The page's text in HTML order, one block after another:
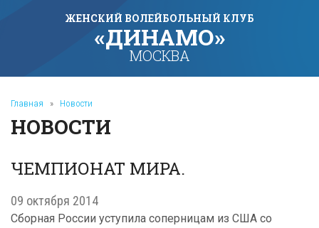
ЖЕНСКИЙ ВОЛЕЙБОЛЬНЫЙ КЛУБ
«ДИНАМО»
МОСКВА
Главная » Новости
НОВОСТИ
ЧЕМПИОНАТ МИРА.
09 октября 2014
Сборная России уступила соперницам из США со